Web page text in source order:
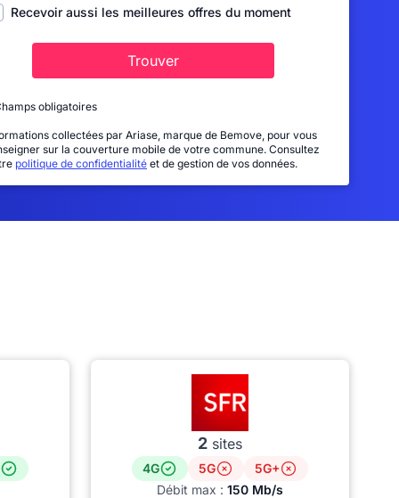
Recevoir aussi les meilleures offres du moment
Trouver
obligatoires
collectées par Ariase, marque de Bemove, pour vous
sur la couverture mobile de votre commune. Consultez
politique de confidentialité et de gestion de vos données.
2 sites
4G 5G
5G+
Débit max : 150 Mb/s